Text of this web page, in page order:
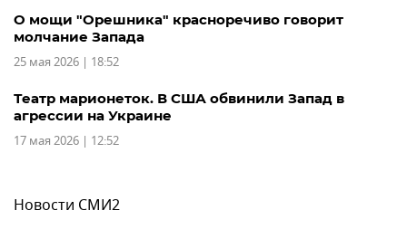
О мощи "Орешника" красноречиво говорит
молчание Запада
25 мая 2026 | 18:52
Театр марионеток. В США обвинили Запад в
агрессии на Украине
17 мая 2026 | 12:52
Новости СМИ2